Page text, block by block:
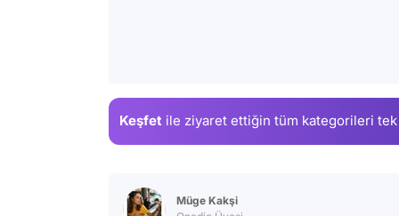
Keşfet ile ziyaret ettiğin tüm kategorileri tek
Müge Kakşi